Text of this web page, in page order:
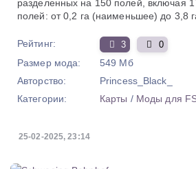
разделенных на 150 полей, включая
полей: от 0,2 га (наименьшее) до 3,8
Рейтинг: 3 0
Размер мода:
549 Мб
Авторство:
Princess_Black_
Категории:
Карты / Моды для
25-02-2025, 23:14